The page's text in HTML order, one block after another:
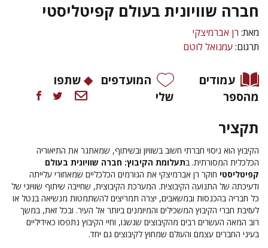
חברה שוויונית בעולם קפיטליסטי
מאת: רן אברמיצקי
תרגום:עמנואל לוטם
עמודים
מהספר
המועדפים
שלי
שתפו
תקציר
הקיבוץ הוא ניסוי חברתי חשוב בשוויון ובשיתוף, שמאתגר את התיאוריה
הכלכלית המסורתית. בתעלומת הקיבוץ: חברה שוויונית בעולם
קפיטליסטי חוקר רן אברמיצקי את הגורמים הכלכליים שמאחורי עלייתה
ודעיכתה של התנועה הקיבוצית. המערכת הקיבוצית, שחייבה שיתוף שוויוני של
כל חבריה בהכנסות ובמשאבים, יצרה תמריצים להשתמטות מנשיאה בנטל או
לעזיבת חברי הקיבוץ המשכילים והמיומנים ביותר אל העיר. ובכל זאת, במשך
רוב המאה העשרים רבים מהקיבוצים שגשגו, וחיי הקיבוץ נתפסו כאידיליים
בעיני החברים עצמם והעולם שמחוץ לקיבוצים גם יחד.